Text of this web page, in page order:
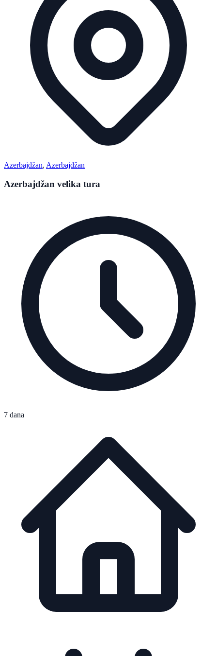
Azerbajdžan, Azerbajdžan
Azerbajdžan velika tura
7 dana